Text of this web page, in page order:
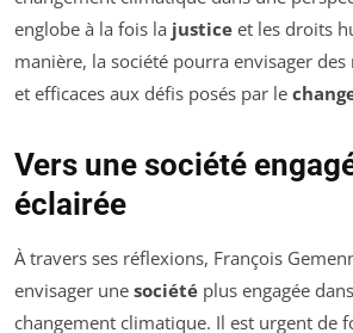
englobe à la fois la justice et les droits
manière, la société pourra envisager
et efficaces aux défis posés par le
Vers une société
éclairée
À travers ses réflexions, François
envisager une société plus engagée
changement climatique. Il est urgent de